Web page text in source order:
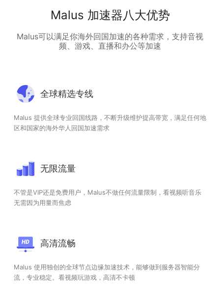
Malus 加速器八大优势
Malus可以满足你海外回国加速的各种需求，支持音视
频、游戏、直播和办公等加速
全球精选专线
Malus 提供全球专业回国线路，不断升级维护提高带宽，满足任何地
区和国家的海外华人回国加速需求
无限流量
不管是VIP还是免费用户，Malus不做任何流量限制，看视频听音乐
无需因为用量而焦虑
高清流畅
Malus 使用独创的全球节点边缘加速技术，能够做到服务器智能分
流，专业稳定。看视频玩游戏，高清不卡顿